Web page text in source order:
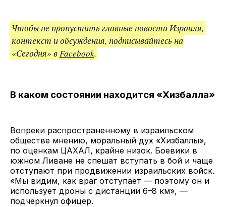
Чтобы не пропустить главные новости Израиля,
контекст и обсуждения, подписывайтесь на
«Сегодня» вFacebook.
В каком состоянии находится «Хизбалла»
Вопреки распространенному в израильском
обществе мнению, моральный дух «Хизбаллы»,
по оценкам ЦАХАЛ, крайне низок. Боевики в
южном Ливане не спешат вступать в бой и чаще
отступают при продвижении израильских войск.
«Мы видим, как враг отступает — поэтому он и
использует дроны с дистанции 6–8 км», —
подчеркнул офицер.